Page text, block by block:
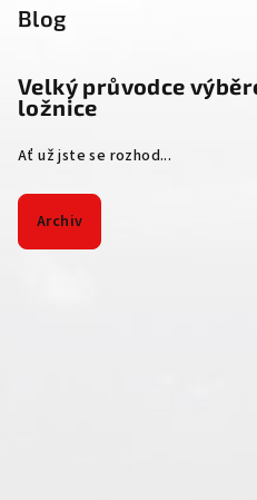
Blog
Velký průvodce
ložnice
Ať už jste se rozhod...
Archiv